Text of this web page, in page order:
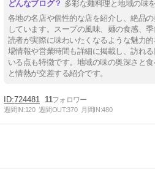
多彩な麺料理と地域の味
各地の名店や個性的な店を紹介し、絶品
しています。スープの風味、麺の食感、
読者が実際に味わいたくなるような魅力
場情報や営業時間も詳細に掲載し、訪れ
いる点も特徴です。地域の味の奥深さと
と情熱が交差する紹介です。
724481 11
週間IN:120 週間OUT:370 月間IN:480